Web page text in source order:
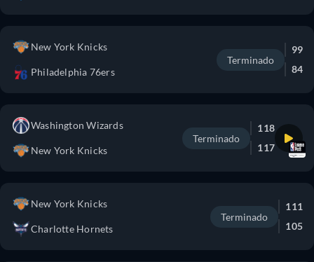
New York Knicks
Philadelphia 76ers
Terminado
99
84
Washington Wizards
New York Knicks
Terminado
118
117
New York Knicks
Charlotte Hornets
Terminado
111
105